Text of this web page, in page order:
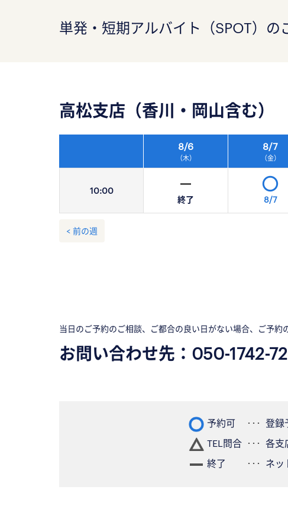
単発・短期アルバイト（SPOT）の
高松支店（香川・岡山含む）
10:00
8/6
（木）
8/7
（金）
終了 8/7
< 前の週
当日のご予約のご相談、ご都合の良い日がない場合、ご予約
お問い合わせ先： 050-1742-
予約可
登録
TEL問合
各支
終了
ネッ